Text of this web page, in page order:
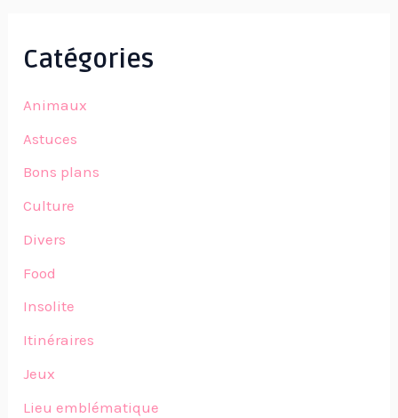
Catégories
Animaux
Astuces
Bons plans
Culture
Divers
Food
Insolite
Itinéraires
Jeux
Lieu emblématique